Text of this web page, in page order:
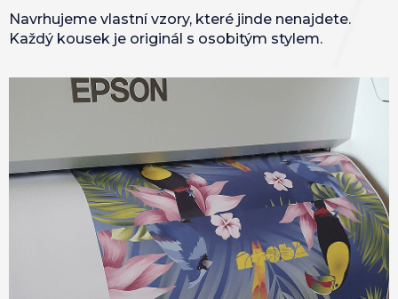
Navrhujeme vlastní vzory, které jinde nenajdete.
Každý kousek je originál s osobitým stylem.